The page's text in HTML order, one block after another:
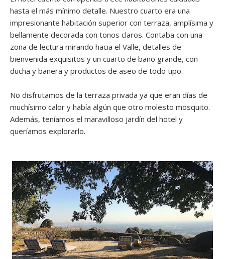
hasta el más mínimo detalle. Nuestro cuarto era una
impresionante habitación superior con terraza, amplísima y
bellamente decorada con tonos claros. Contaba con una
zona de lectura mirando hacia el Valle, detalles de
bienvenida exquisitos y un cuarto de baño grande, con
ducha y bañera y productos de aseo de todo tipo.
No disfrutamos de la terraza privada ya que eran días de
muchísimo calor y había algún que otro molesto mosquito.
Además, teníamos el maravilloso jardín del hotel y
queríamos explorarlo.